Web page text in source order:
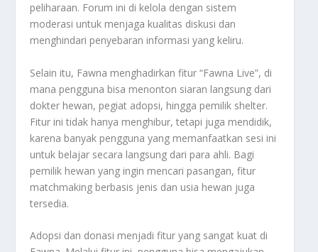
peliharaan. Forum ini di kelola dengan sistem
moderasi untuk menjaga kualitas diskusi dan
menghindari penyebaran informasi yang keliru.
Selain itu, Fawna menghadirkan fitur “Fawna Live”, di
mana pengguna bisa menonton siaran langsung dari
dokter hewan, pegiat adopsi, hingga pemilik shelter.
Fitur ini tidak hanya menghibur, tetapi juga mendidik,
karena banyak pengguna yang memanfaatkan sesi ini
untuk belajar secara langsung dari para ahli. Bagi
pemilik hewan yang ingin mencari pasangan, fitur
matchmaking berbasis jenis dan usia hewan juga
tersedia.
Adopsi dan donasi menjadi fitur yang sangat kuat di